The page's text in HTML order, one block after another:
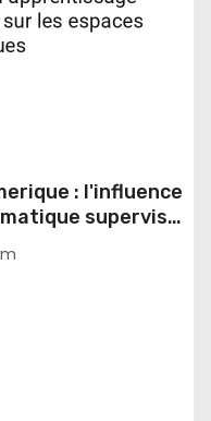
: l'influence
supervise